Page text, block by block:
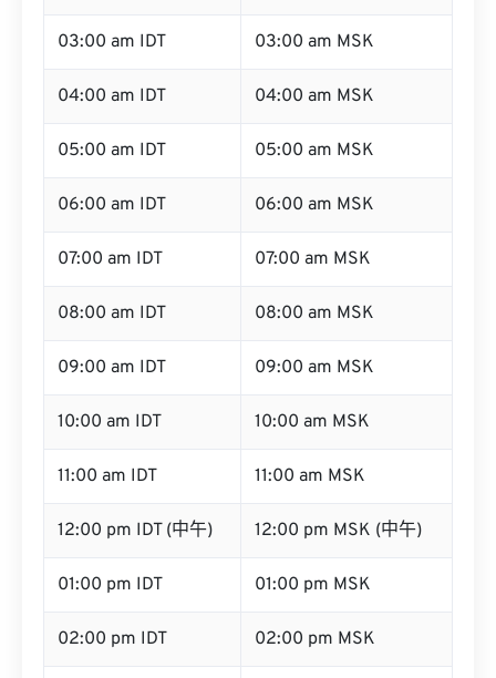
03:00 am IDT 03:00 am MSK
04:00 am IDT 04:00 am MSK
05:00 am IDT 05:00 am MSK
06:00 am IDT 06:00 am MSK
07:00 am IDT 07:00 am MSK
08:00 am IDT 08:00 am MSK
09:00 am IDT 09:00 am MSK
10:00 am IDT 10:00 am MSK
11:00 am IDT 11:00 am MSK
12:00 pm IDT (中午) 12:00 pm MSK (中午)
01:00 pm IDT 01:00 pm MSK
02:00 pm IDT 02:00 pm MSK